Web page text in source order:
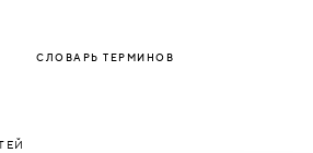
СЛОВАРЬ ТЕРМИНОВ